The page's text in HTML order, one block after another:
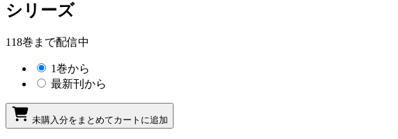
シリーズ
118巻まで配信中
1巻から
最新刊から
未購入分をまとめてカートに追加